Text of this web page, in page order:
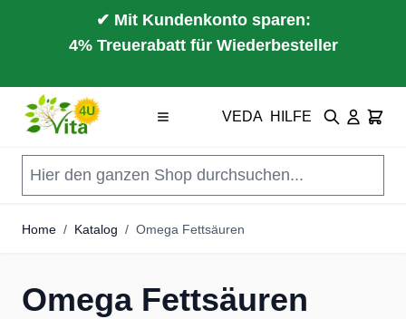
✔ Mit Kundenkonto sparen:
4% Treuerabatt für Wiederbesteller
Direkt zum Inhalt
VEDA HILFE Suche Cart
Home / Katalog / Omega Fettsäuren
Omega Fettsäuren